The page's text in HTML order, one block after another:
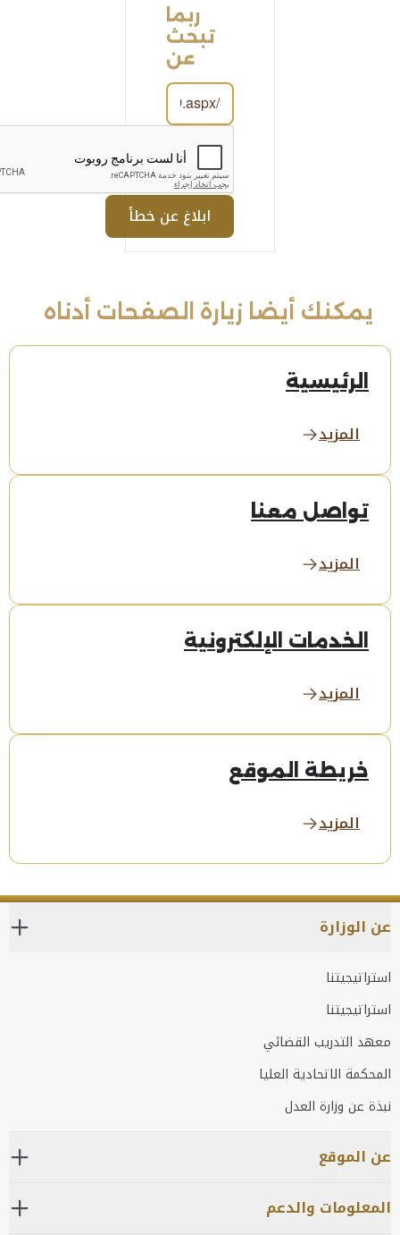
ربما
تبحث
عن
يمكنك أيضا زيارة الصفحات أدناه
الرئيسية
المزيد
تواصل معنا
المزيد
الخدمات الإلكترونية
المزيد
خريطة الموقع
المزيد
عن الوزارة
استراتيجيتنا
استراتيجيتنا
معهد التدريب القضائي
المحكمة الاتحادية العليا
نبذة عن وزارة العدل
عن الموقع
المعلومات والدعم